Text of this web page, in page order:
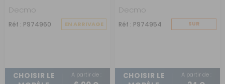
Est-il nécessaire d'avoir un marchepied ?
Néanmoins, avoir un marchepied rend plus confortable
l'accès au véhicule.
Decmo
Réf : P974960 EN ARRIVAGE
CHOISIR LE
A partir de :
Decmo
Réf : P974954
SUR
CHOISIR LE
A partir de :